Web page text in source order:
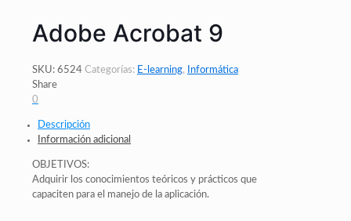
Adobe Acrobat 9
SKU: 6524 Categorías: E-learning,
Informática
Share
0
Descripción
Información adicional
OBJETIVOS:
Adquirir los conocimientos teóricos y prácticos que
capaciten para el manejo de la aplicación.